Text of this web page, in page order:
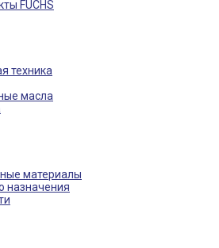
FUCHS
техника
масла
материалы
назначения